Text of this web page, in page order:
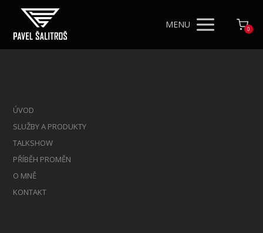
MENU 0
ÚVOD
SLUŽBY A PRODUKTY
TALKSHOW
PŘÍBĚH PROMĚN
O MNĚ
KONTAKT